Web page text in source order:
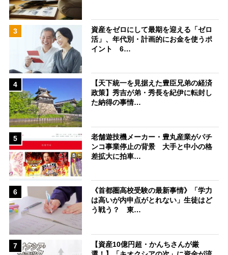
3
資産をゼロにして最期を迎える「ゼロ
活」、年代別・計画的にお金を使うポ
イント 6…
4
【天下統一を見据えた豊臣兄弟の経済
政策】秀吉が弟・秀長を紀伊に転封し
た納得の事情…
5
老舗遊技機メーカー・豊丸産業がパチ
ンコ事業停止の背景 大手と中小の格
差拡大に拍車…
6
《首都圏高校受験の最新事情》「学力
は高いが内申点がとれない」生徒はど
う戦う？ 東…
7
【資産10億円超・かんちさんが厳